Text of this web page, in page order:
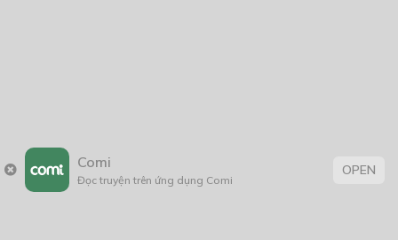
Comi
Đọc truyện trên ứng dụng Comi
OPEN